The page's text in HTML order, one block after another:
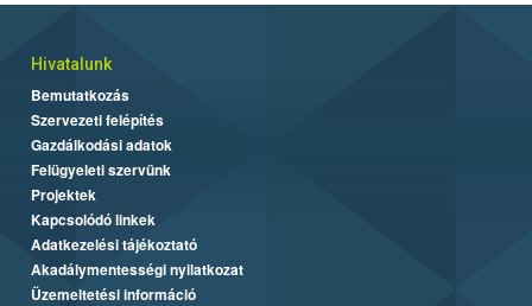
Hivatalunk
Bemutatkozás
Szervezeti felépítés
Gazdálkodási adatok
Felügyeleti szervünk
Projektek
Kapcsolódó linkek
Adatkezelési tájékoztató
Akadálymentességi nyilatkozat
Üzemeltetési információ